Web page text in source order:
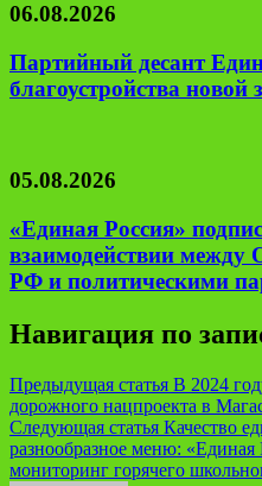
06.08.2026
Партийный десант
благоустройства
05.08.2026
«Единая Россия»
взаимодействии между
РФ и политическими
Навигация по
Предыдущая статья В 2024
дорожного нацпроекта в
Следующая статья Качество
разнообразное меню: «Единая
мониторинг горячего